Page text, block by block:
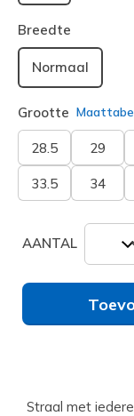
geselecteerd
Breedte
Normaal
Grootte
28.5 29
33.5 34
AANTAL
Straal met